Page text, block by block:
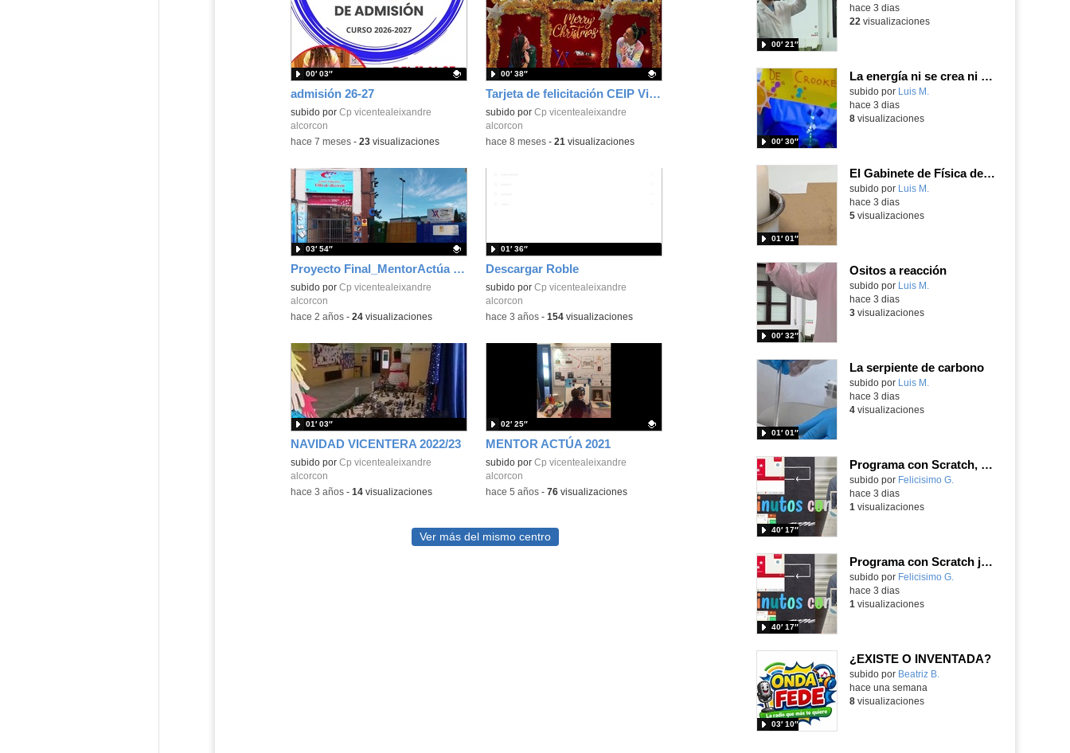
admisión 26-27
Contenido educativo.
subido por Cp vicentealeixandre
alcorcon
00′ 03″
-hace 7 meses- 23visualizaciones
Tarjeta de felicitación CEIP Vicente Aleixandre
Contenido educativo.
subido por Cp vicentealeixandre
alcorcon
00′ 38″
-hace 8 meses- 21 visualizaciones
Proyecto Final_MentorActúa (Vicente Aleixandre-Villa de Alcorcón)
Contenido educativo.
subido por Cp vicentealeixandre
alcorcon
03′ 54″
-hace 2 años- 24visualizaciones
Descargar Roble
subido por Cp vicentealeixandre
alcorcon
01′ 36″
-hace 3 años- 154visualizaciones
NAVIDAD VICENTERA 2022/23
subido por Cp vicentealeixandre
alcorcon
01′ 03″
-hace 3 años- 14visualizaciones
MENTOR ACTÚA 2021
Contenido educativo.
subido por Cp vicentealeixandre
alcorcon
02′ 25″
-hace 5 años- 76visualizaciones
Ver más del mismo centro
00′ 21″
hace 3 dias
22 visualizaciones
La energía ni se crea ni se destruye... ¡se experimenta! El Tierno en la Feria Madrid es Ciencia 2026
Contenido educativo.
subido por Luis M.
00′ 30″
hace 3 dias
8visualizaciones
El Gabinete de Física del IES Enrique Tierno Galván de Parla (Curso 25-26)
Contenido educativo.
subido por Luis M.
01′ 01″
hace 3 dias
5visualizaciones
Ositos a reacción
Contenido educativo.
subido por Luis M.
00′ 32″
hace 3 dias
3visualizaciones
La serpiente de carbono
Contenido educativo.
subido por Luis M.
01′ 01″
hace 3 dias
4visualizaciones
Programa con Scratch, 8 diferentes juegos para vivir la emoción de los partidos de España en el mundial 2026
Contenido educativo.
subido por Felicisimo G.
40′ 17″
hace 3 dias
1 visualizaciones
Programa con Scratch juegos con los partidos del mundial 2026 ganados por España
Contenido educativo.
subido por Felicisimo G.
40′ 17″
hace 3 dias
1 visualizaciones
¿EXISTE O INVENTADA?
Contenido educativo.
subido por Beatriz B.
03′ 10″
hace una semana
8visualizaciones